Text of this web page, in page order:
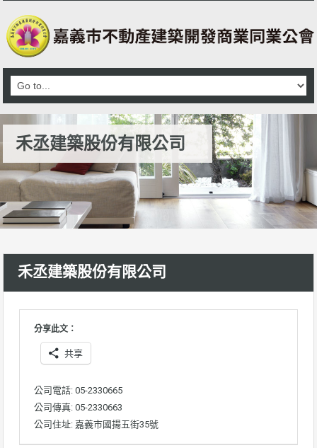
禾丞建築股份有限公司
禾丞建築股份有限公司
分享此文：
共享
公司電話: 05-2330665
公司傳真: 05-2330663
公司住址: 嘉義市國揚五街35號